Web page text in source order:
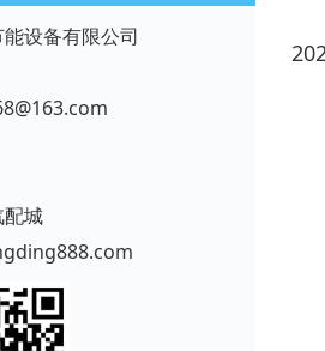
设备有限公司
城